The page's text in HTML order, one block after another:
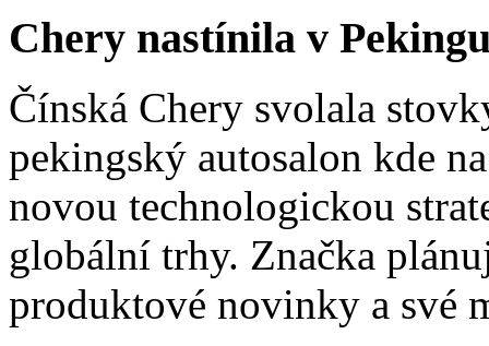
Chery nastínila v
Čínská Chery svolala
pekingský autosalon kde
novou technologickou
globální trhy. Značka
produktové novinky a své